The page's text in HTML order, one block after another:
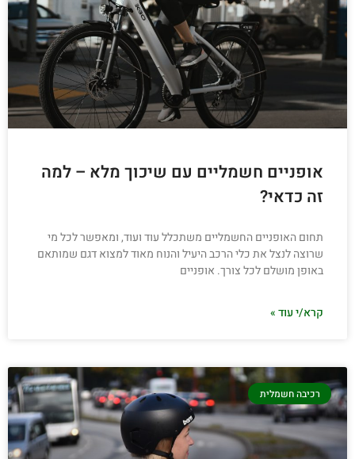
אופניים חשמליים עם שיכוך מלא – למה
זה כדאי?
תחום האופניים החשמליים משתכלל עוד ועוד, ומאפשר לכל מי
שרוצה לנצל את כלי הרכב היעיל והנוח מאוד למצוא דגם שמותאם
באופן מושלם לכל צורך. אופניים
קרא/י עוד »
רכיבה חשמלית